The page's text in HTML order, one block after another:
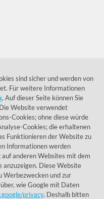
sind sicher und werden von
Für weitere Informationen
. Auf dieser Seite können Sie
Website verwendet
Cookies; ohne diese würde
Cookies; die erhaltenen
Funktionieren der Website zu
Informationen werden
anderen Websites mit dem
Diese Website
Werbezwecken und zur
wie Google mit Daten
privacy. Deshalb bitten